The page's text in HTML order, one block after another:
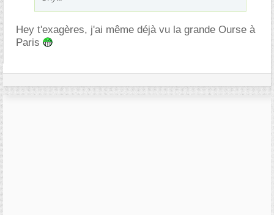
Hey t'exagères, j'ai même déjà vu la grande Ourse à
Paris